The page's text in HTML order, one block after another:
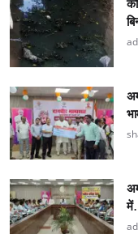
में...